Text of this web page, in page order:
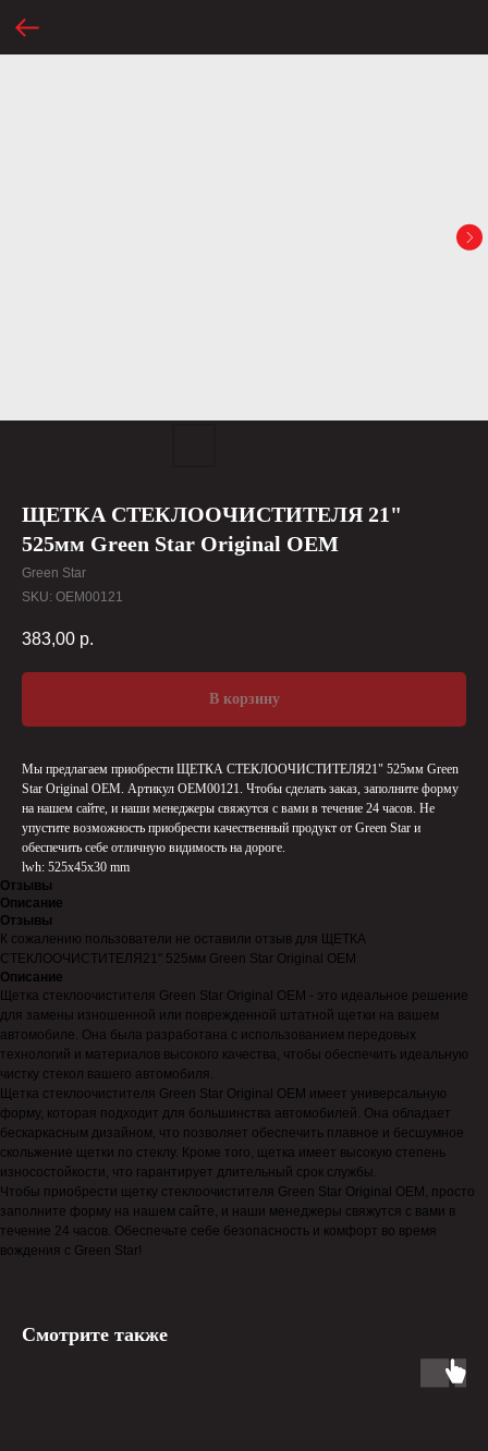
ЩЕТКА СТЕКЛООЧИСТИТЕЛЯ 21"
525мм Green Star Original OEM
Green Star
SKU: OEM00121
383,00 р.
В корзину
Мы предлагаем приобрести ЩЕТКА СТЕКЛООЧИСТИТЕЛЯ21" 525мм Green
Star Original OEM. Артикул OEM00121. Чтобы сделать заказ, заполните форму
на нашем сайте, и наши менеджеры свяжутся с вами в течение 24 часов. Не
упустите возможность приобрести качественный продукт от Green Star и
обеспечить себе отличную видимость на дороге.
lwh: 525x45x30 mm
Отзывы
Описание
Отзывы
К сожалению пользователи не оставили отзыв для ЩЕТКА
СТЕКЛООЧИСТИТЕЛЯ21" 525мм Green Star Original OEM
Описание
Щетка стеклоочистителя Green Star Original OEM - это идеальное решение
для замены изношенной или поврежденной штатной щетки на вашем
автомобиле. Она была разработана с использованием передовых
технологий и материалов высокого качества, чтобы обеспечить идеальную
чистку стекол вашего автомобиля.
Щетка стеклоочистителя Green Star Original OEM имеет универсальную
форму, которая подходит для большинства автомобилей. Она обладает
бескаркасным дизайном, что позволяет обеспечить плавное и бесшумное
скольжение щетки по стеклу. Кроме того, щетка имеет высокую степень
износостойкости, что гарантирует длительный срок службы.
Чтобы приобрести щетку стеклоочистителя Green Star Original OEM, просто
заполните форму на нашем сайте, и наши менеджеры свяжутся с вами в
течение 24 часов. Обеспечьте себе безопасность и комфорт во время
вождения с Green Star!
Смотрите также